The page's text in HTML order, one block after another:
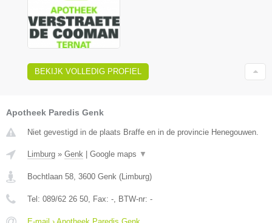
BEKIJK VOLLEDIG PROFIEL
Apotheek Paredis Genk
Niet gevestigd in de plaats Braffe en in de provincie Henegouwen.
Limburg » Genk Google maps ▼
Bochtlaan 58 3600 Genk ( Limburg)
Tel: 089/62 26 50 , Fax: - , BTW-nr: -